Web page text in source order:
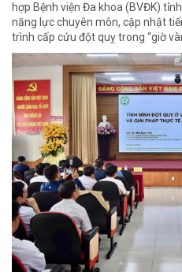
hợp Bệnh viện Đa khoa (BVĐK)
năng lực chuyên môn, cập nhật
trình cấp cứu đột quỵ trong “giờ